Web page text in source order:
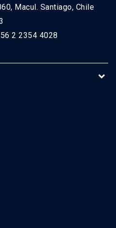
Macul. Santiago, Chile
2 2354 4028